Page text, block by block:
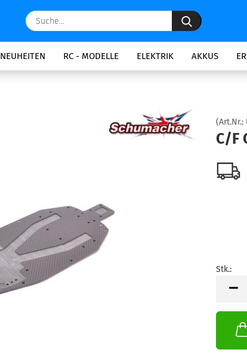
Suche...
NEUHEITEN RC - MODELLE ELEKTRIK AKKUS
(Art.Nr.:
C/F
Stk.: